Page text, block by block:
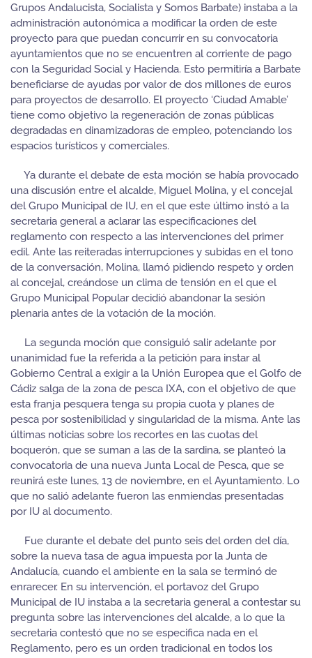
Grupos Andalucista, Socialista y Somos Barbate) instaba a la
administración autonómica a modificar la orden de este
proyecto para que puedan concurrir en su convocatoria
ayuntamientos que no se encuentren al corriente de pago
con la Seguridad Social y Hacienda. Esto permitiría a Barbate
beneficiarse de ayudas por valor de dos millones de euros
para proyectos de desarrollo. El proyecto ‘Ciudad Amable’
tiene como objetivo la regeneración de zonas públicas
degradadas en dinamizadoras de empleo, potenciando los
espacios turísticos y comerciales.
Ya durante el debate de esta moción se había provocado
una discusión entre el alcalde, Miguel Molina, y el concejal
del Grupo Municipal de IU, en el que este último instó a la
secretaria general a aclarar las especificaciones del
reglamento con respecto a las intervenciones del primer
edil. Ante las reiteradas interrupciones y subidas en el tono
de la conversación, Molina, llamó pidiendo respeto y orden
al concejal, creándose un clima de tensión en el que el
Grupo Municipal Popular decidió abandonar la sesión
plenaria antes de la votación de la moción.
La segunda moción que consiguió salir adelante por
unanimidad fue la referida a la petición para instar al
Gobierno Central a exigir a la Unión Europea que el Golfo de
Cádiz salga de la zona de pesca IXA, con el objetivo de que
esta franja pesquera tenga su propia cuota y planes de
pesca por sostenibilidad y singularidad de la misma. Ante las
últimas noticias sobre los recortes en las cuotas del
boquerón, que se suman a las de la sardina, se planteó la
convocatoria de una nueva Junta Local de Pesca, que se
reunirá este lunes, 13 de noviembre, en el Ayuntamiento. Lo
que no salió adelante fueron las enmiendas presentadas
por IU al documento.
Fue durante el debate del punto seis del orden del día,
sobre la nueva tasa de agua impuesta por la Junta de
Andalucía, cuando el ambiente en la sala se terminó de
enrarecer. En su intervención, el portavoz del Grupo
Municipal de IU instaba a la secretaria general a contestar su
pregunta sobre las intervenciones del alcalde, a lo que la
secretaria contestó que no se especifica nada en el
Reglamento, pero es un orden tradicional en todos los